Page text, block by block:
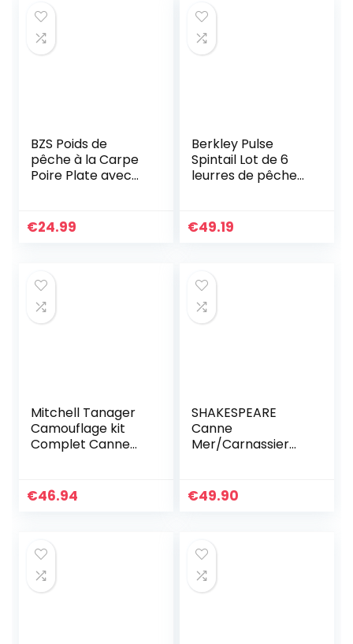
BZS Poids de
pêche à la Carpe
Poire Plate avec
Finition Lisse et
€24.99
Berkley Pulse
Spintail Lot de 6
leurres de pêche
Perche, au Sandre,
€49.19
Mitchell Tanager
Camouflage kit
Complet Canne
et leurres prêt à
€46.94
SHAKESPEARE
Canne
Mer/Carnassier
€49.90